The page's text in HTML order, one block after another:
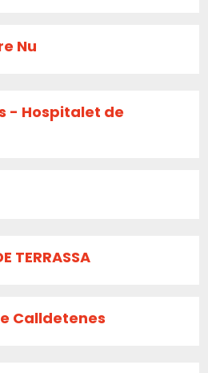
Nu
- Hospitalet de
TERRASSA
Calldetenes